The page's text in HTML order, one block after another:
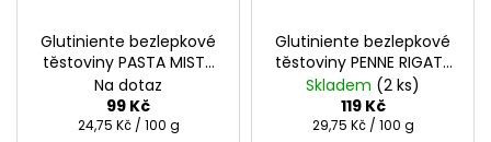
Glutiniente bezlepkové
těstoviny PASTA MISTA
400g
Na dotaz
99 Kč
Měrná
24,75 Kč / 100 g
Glutiniente bezlepkové
těstoviny PENNE RIGATE
INTERNE 400g
Skladem (2 ks)
119 Kč
Měrná
29,75 Kč / 100 g